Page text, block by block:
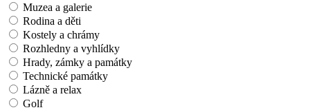
Muzea a galerie
Rodina a děti
Kostely a chrámy
Rozhledny a vyhlídky
Hrady, zámky a památky
Technické památky
Lázně a relax
Golf